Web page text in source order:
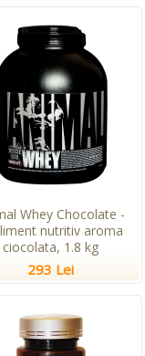
Whey Chocolate -
nutritiv aroma
ciocolata, 1.8 kg
293 Lei